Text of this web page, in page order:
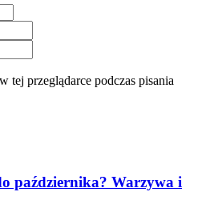
tej przeglądarce podczas pisania
października? Warzywa i